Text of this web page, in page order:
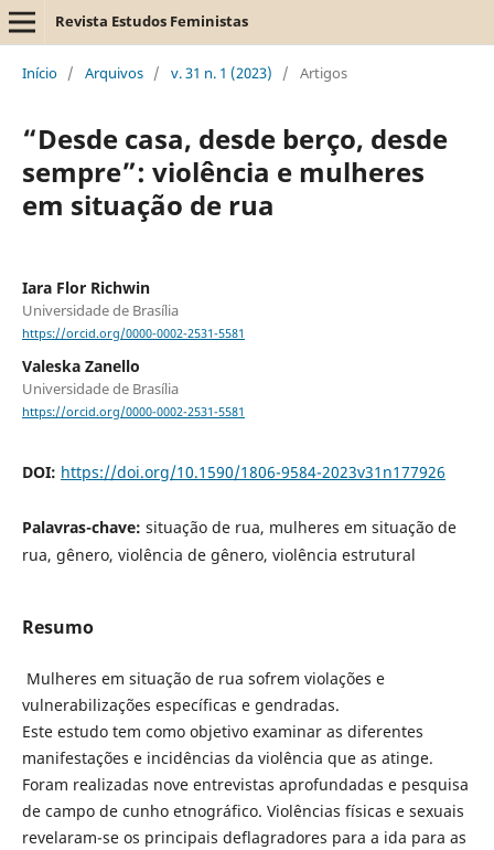
Revista Estudos Feministas
Início / Arquivos / v. 31 n. 1 (2023) / Artigos
“Desde casa, desde berço, desde
sempre”: violência e mulheres
em situação de rua
Iara Flor Richwin
Universidade de Brasília
https://orcid.org/0000-0002-2531-5581
Valeska Zanello
Universidade de Brasília
https://orcid.org/0000-0002-2531-5581
DOI: https://doi.org/10.1590/1806-9584-2023v31n177926
Palavras-chave: situação de rua, mulheres em situação de
rua, gênero, violência de gênero, violência estrutural
Resumo
Mulheres em situação de rua sofrem violações e
vulnerabilizações específicas e gendradas.
Este estudo tem como objetivo examinar as diferentes
manifestações e incidências da violência que as atinge.
Foram realizadas nove entrevistas aprofundadas e pesquisa
de campo de cunho etnográfico. Violências físicas e sexuais
revelaram-se os principais deflagradores para a ida para as